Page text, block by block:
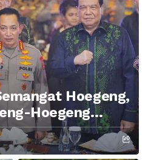
Hoegeng,
Hoegeng